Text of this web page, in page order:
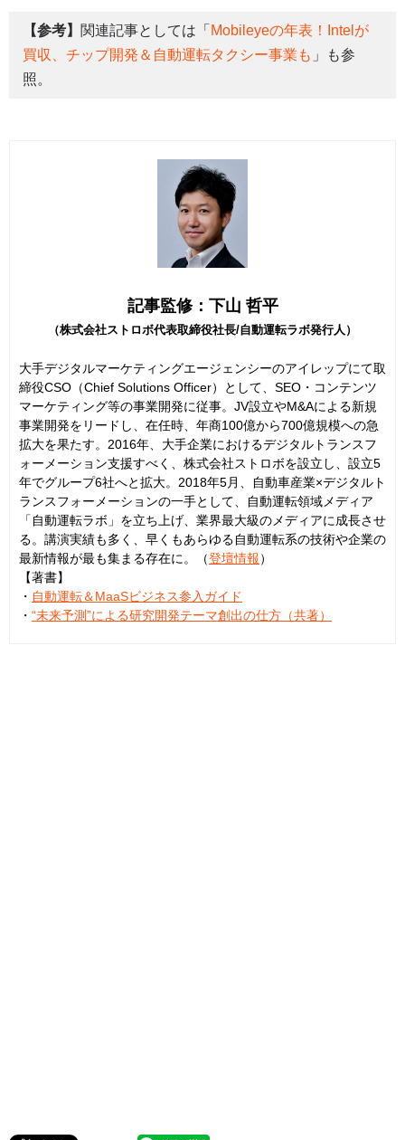
【参考】 関連記事としては「 Mobileyeの年表！Intelが
買収、チップ開発＆自動運転タクシー事業も 」も参
照。
記事監修：下山 哲平
（株式会社ストロボ代表取締役社長/自動運転ラボ発行人）
大手デジタルマーケティングエージェンシーのアイレップにて取
締役CSO（Chief Solutions Officer）として、SEO・コンテンツ
マーケティング等の事業開発に従事。JV設立やM&Aによる新規
事業開発をリードし、在任時、年商100億から700億規模への急
拡大を果たす。2016年、大手企業におけるデジタルトランスフ
ォーメーション支援すべく、株式会社ストロボを設立し、設立5
年でグループ6社へと拡大。2018年5月、自動車産業×デジタルト
ランスフォーメーションの一手として、自動運転領域メディア
「自動運転ラボ」を立ち上げ、業界最大級のメディアに成長させ
る。講演実績も多く、早くもあらゆる自動運転系の技術や企業の
最新情報が最も集まる存在に。（登壇情報）
【著書】
・ 自動運転＆MaaSビジネス参入ガイド
・ “未来予測”による研究開発テーマ創出の仕方（共著）